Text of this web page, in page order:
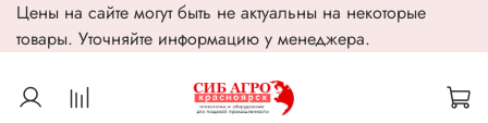
Цены на сайте могут быть не актуальны на некоторые
товары. Уточняйте информацию у менеджера.